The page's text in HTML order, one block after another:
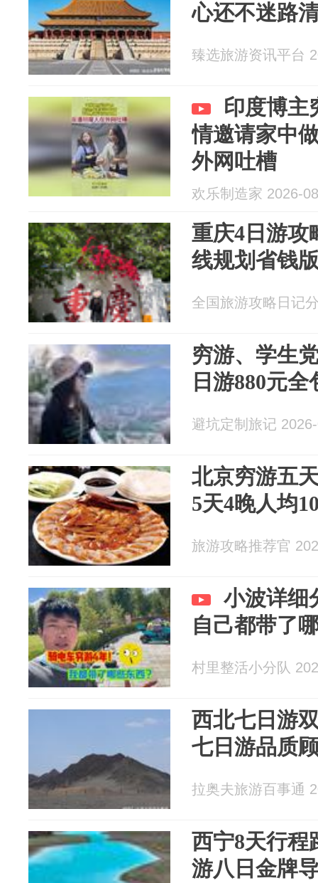
心还不迷路
臻选旅游资讯平台
印度博主
情邀请家中
外网吐槽
欢乐制造家 2026-
重庆4日游攻
线规划省钱
全国旅游攻略日记
穷游、学生
日游880元
避坑定制旅记
北京穷游五
5天4晚人均
旅游攻略推荐官
小波详细
自己都带了
村里整活小分队
西北七日游
七日游品质
拉奥夫旅游百事通
西宁8天行程
游八日金牌